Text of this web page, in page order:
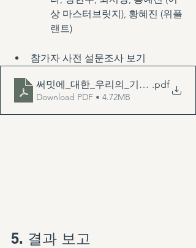
상 마스터브릿지), 황혜진 (위플
랜트)
참가자 사전 설문조사 보기
써밋에_대한_우리의_기대_그리고_
.pdf
Download PDF • 4.72MB
5. 결과 보고